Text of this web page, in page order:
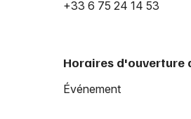
+33 6 75 24 14 53
Horaires d'ouverture
Événement